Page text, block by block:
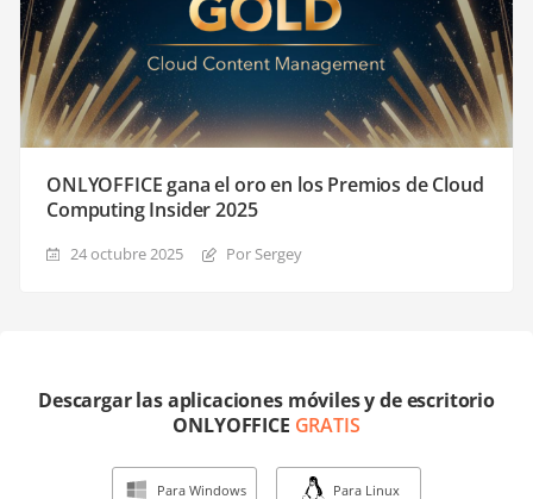
ONLYOFFICE gana el oro en los Premios de Cloud
Computing Insider 2025
24 octubre 2025 Por Sergey
Descargar las aplicaciones móviles y de escritorio
ONLYOFFICE GRATIS
Para Windows Para Linux